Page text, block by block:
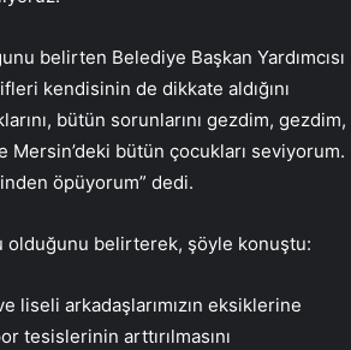
belirten Belediye Başkan Yardımcısı
kendisinin de dikkate aldığını
bütün sorunlarını gezdim, gezdim,
Mersin’deki bütün çocukları seviyorum.
öpüyorum” dedi.
olduğunu belirterek, şöyle konuştu:
arkadaşlarımızın eksiklerine
tesislerinin arttırılmasını